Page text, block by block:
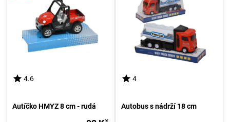
4.6
Autíčko HMYZ 8 cm - rudá
4
Autobus s nádrží 18 cm